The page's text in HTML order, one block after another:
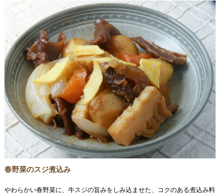
春野菜のスジ煮込み
やわらかい春野菜に、牛スジの旨みをしみ込ませた、コクのある煮込み料